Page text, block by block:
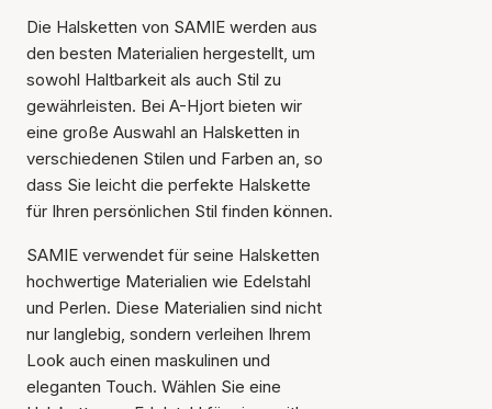
Die Halsketten von SAMIE werden aus
den besten Materialien hergestellt, um
sowohl Haltbarkeit als auch Stil zu
gewährleisten. Bei A-Hjort bieten wir
eine große Auswahl an Halsketten in
verschiedenen Stilen und Farben an, so
dass Sie leicht die perfekte Halskette
für Ihren persönlichen Stil finden können.
SAMIE verwendet für seine Halsketten
hochwertige Materialien wie Edelstahl
und Perlen. Diese Materialien sind nicht
nur langlebig, sondern verleihen Ihrem
Look auch einen maskulinen und
eleganten Touch. Wählen Sie eine